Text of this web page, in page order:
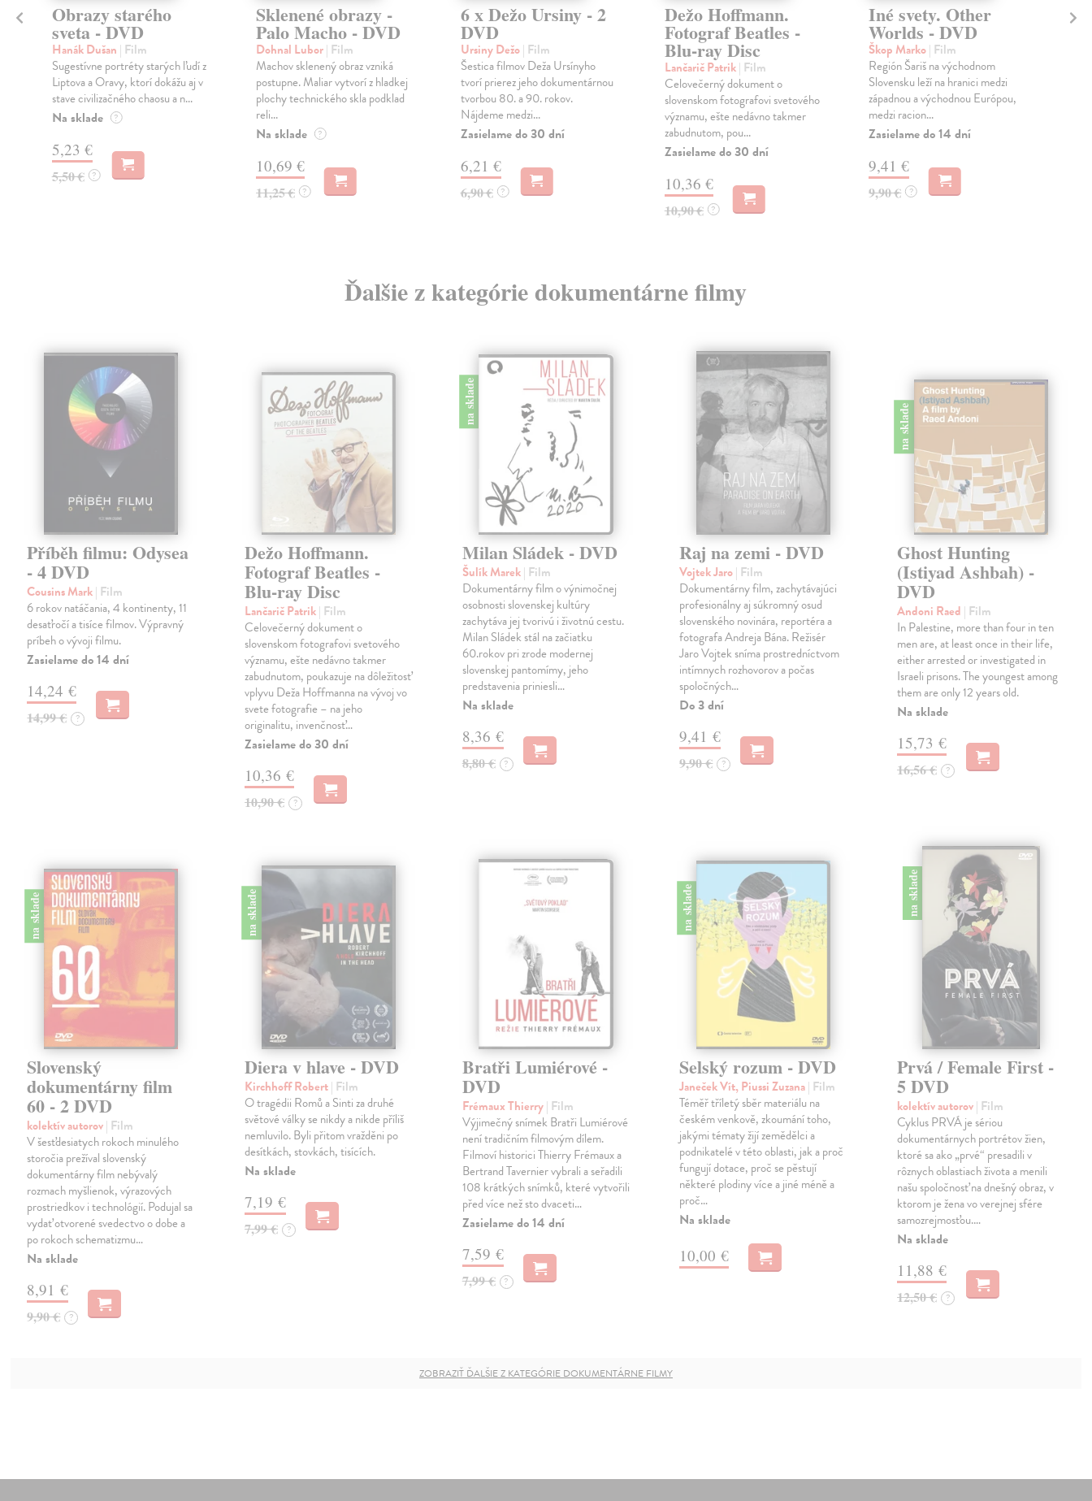
Obrazy starého
sveta - DVD
Hanák Dušan | Film
Sugestívne portréty starých ľudí z
Liptova a Oravy, ktorí dokážu aj v
stave civilizačného chaosu a n...
Na sklade ?
5,23 €
5,50 € ?
Sklenené obrazy -
Palo Macho - DVD
Dohnal Lubor| Film
Machov sklenený obraz vzniká
postupne. Maliar vytvorí z hladkej
plochy technického skla podklad
reli...
Na sklade ?
10,69 €
11,25 € ?
6 x Dežo Ursiny - 2
DVD
Ursiny Dežo| Film
Šestica filmov Deža Ursínyho
tvorí prierez jeho dokumentárnou
tvorbou 80. a 90. rokov.
Nájdeme medzi...
Zasielame do 30 dní
6,21 €
6,90 € ?
Dežo Hoffmann.
Fotograf Beatles -
Blu-ray Disc
Lančarič Patrik| Film
Celovečerný dokument o
slovenskom fotografovi svetového
významu, ešte nedávno takmer
zabudnutom, pou...
Zasielame do 30 dní
10,36 €
10,90 € ?
Iné svety. Other
Worlds - DVD
Škop Marko| Film
Región Šariš na východnom
Slovensku leží na hranici medzi
západnou a východnou Európou,
medzi racion...
Zasielame do 14 dní
9,41 €
9,90 € ?
Ďalšie z kategórie dokumentárne filmy
Příběh filmu: Odysea
- 4 DVD
Cousins Mark| Film
6 rokov natáčania, 4 kontinenty, 11
desaťročí a tisíce filmov. Výpravný
príbeh o vývoji filmu.
Zasielame do 14 dní
14,24 €
14,99 € ?
Dežo Hoffmann.
Fotograf Beatles -
Blu-ray Disc
Lančarič Patrik| Film
Celovečerný dokument o
slovenskom fotografovi svetového
významu, ešte nedávno takmer
zabudnutom, poukazuje na dôležitosť
vplyvu Deža Hoffmanna na vývoj vo
svete fotografie – na jeho
originalitu, invenčnosť…
Zasielame do 30 dní
10,36 €
10,90 € ?
na sklade
Milan Sládek - DVD
Šulík Marek| Film
Dokumentárny film o výnimočnej
osobnosti slovenskej kultúry
zachytáva jej tvorivú i životnú cestu.
Milan Sládek stál na začiatku
60.rokov pri zrode modernej
slovenskej pantomímy, jeho
predstavenia priniesli…
Na sklade
8,36 €
8,80 € ?
Raj na zemi - DVD
Vojtek Jaro| Film
Dokumentárny film, zachytávajúci
profesionálny aj súkromný osud
slovenského novinára, reportéra a
fotografa Andreja Bána. Režisér
Jaro Vojtek sníma prostredníctvom
intímnych rozhovorov a počas
spoločných…
Do 3 dní
9,41 €
9,90 € ?
na sklade
Ghost Hunting
(Istiyad Ashbah) -
DVD
Andoni Raed | Film
In Palestine, more than four in ten
men are, at least once in their life,
either arrested or investigated in
Israeli prisons. The youngest among
them are only 12 years old.
Na sklade
15,73 €
16,56 € ?
na sklade
Slovenský
dokumentárny film
60 - 2 DVD
kolektív autorov| Film
V šesťdesiatych rokoch minulého
storočia prežíval slovenský
dokumentárny film nebývalý
rozmach myšlienok, výrazových
prostriedkov i technológií. Podujal sa
vydať otvorené svedectvo o dobe a
po rokoch schematizmu…
Na sklade
8,91 €
9,90 € ?
na sklade
Diera v hlave - DVD
Kirchhoff Robert| Film
O tragédii Romů a Sinti za druhé
světové války se nikdy a nikde příliš
nemluvilo. Byli přitom vražděni po
desítkách, stovkách, tisících.
Na sklade
7,19 €
7,99 € ?
Bratři Lumiérové -
DVD
Frémaux Thierry| Film
Výjimečný snímek Bratři Lumiérové
není tradičním filmovým dílem.
Filmoví historici Thierry Frémaux a
Bertrand Tavernier vybrali a seřadili
108 krátkých snímků, které vytvořili
před více než sto dvaceti…
Zasielame do 14 dní
7,59 €
7,99 € ?
na sklade
Selský rozum - DVD
Janeček Vít, Piussi Zuzana| Film
Téměř tříletý sběr materiálu na
českém venkově, zkoumání toho,
jakými tématy žijí zemědělci a
podnikatelé v této oblasti, jak a proč
fungují dotace, proč se pěstují
některé plodiny více a jiné méně a
proč…
Na sklade
10,00 €
na sklade
Prvá / Female First -
5 DVD
kolektív autorov| Film
Cyklus PRVÁ je sériou
dokumentárnych portrétov žien,
ktoré sa ako „prvé“ presadili v
rôznych oblastiach života a menili
našu spoločnosť na dnešný obraz, v
ktorom je žena vo verejnej sfére
samozrejmosťou.…
Na sklade
11,88 €
12,50 € ?
ZOBRAZIŤ ĎALŠIE Z KATEGÓRIE DOKUMENTÁRNE FILMY